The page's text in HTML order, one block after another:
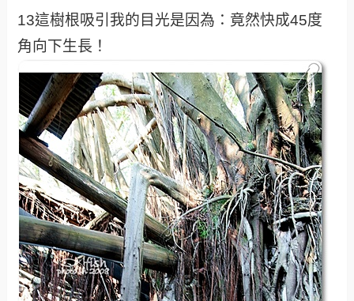
13這樹根吸引我的目光是因為：竟然快成45度
角向下生長！